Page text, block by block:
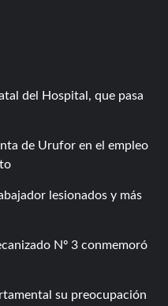
del Hospital, que pasa
de Urufor en el empleo
lesionados y más
Nº 3 conmemoró
su preocupación